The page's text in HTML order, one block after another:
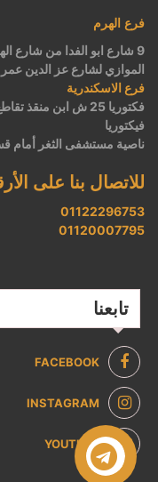
فرع الهرم
9 شارع ابو الفدا من شارع
الموازي لشارع عز الدين
فرع الاسكندرية
فكتوريا 25 ش ابن
فيكتوريا
ناصية مستشفى الثغر أمام
للاتصال بنا على
01122296753
01120007795
تابعنا
FACEBOOK
INSTAGRAM
YOUTUBE